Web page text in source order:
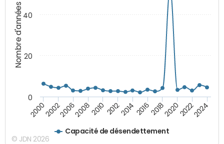
Nombre d'années
Capacité de désendettement
20002002200620082010 2012201420162018202020222024
0
20
40
© JDN 2026